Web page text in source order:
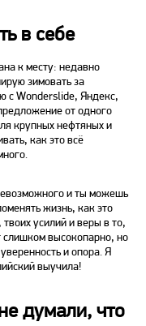
в себе
к месту: недавно
зимовать за
с Wonderslide, Яндекс,
от одного
крупных нефтяных и
как это всё
и ты можешь
жизнь, как это
усилий и веры в то,
слишком высокопарно, но
и опора. Я
выучила!
думали, что